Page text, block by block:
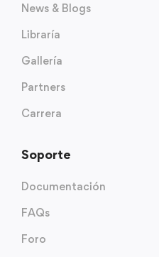
News & Blogs
Libraría
Gallería
Partners
Carrera
Soporte
Documentación
FAQs
Foro